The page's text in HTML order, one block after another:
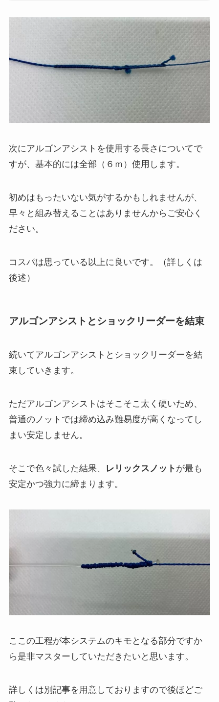
次にアルゴンアシストを使用する長さについてで
すが、基本的には全部（６ｍ）使用します。
初めはもったいない気がするかもしれませんが、
早々と組み替えることはありませんからご安心く
ださい。
コスパは思っている以上に良いです。（詳しくは
後述）
アルゴンアシストとショックリーダーを結束
続いてアルゴンアシストとショックリーダーを結
束していきます。
ただアルゴンアシストはそこそこ太く硬いため、
普通のノットでは締め込み難易度が高くなってし
まい安定しません。
そこで色々試した結果、 レリックスノット が最も
安定かつ強力に締まります。
ここの工程が本システムのキモとなる部分ですか
ら是非マスターしていただきたいと思います。
詳しくは別記事を用意しておりますので後ほどご